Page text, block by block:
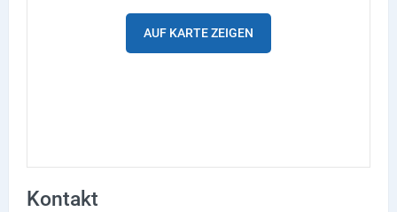
AUF KARTE ZEIGEN
Kontakt
Firmen